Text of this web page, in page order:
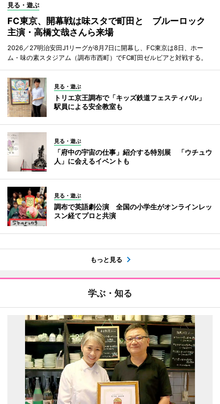
見る・遊ぶ
FC東京、開幕戦は味スタで町田と ブルーロック
主演・高橋文哉さんら来場
2026／27明治安田J1リーグが8月7日に開幕し、FC東京は8日、ホー
ム・味の素スタジアム（調布市西町）でFC町田ゼルビアと対戦する。
見る・遊ぶ
トリエ京王調布で「キッズ鉄道フェスティバル」
駅員による安全教室も
見る・遊ぶ
「府中の宇宙の仕事」紹介する特別展 「ウチュウ
人」に会えるイベントも
見る・遊ぶ
調布で英語劇公演 全国の小学生がオンラインレッ
スン経てプロと共演
もっと見る
学ぶ・知る